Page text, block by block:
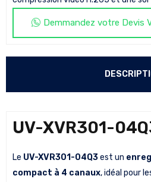
Demmandez votre Devis
UV-XVR301-
Le UV-XVR301-04Q3est un
compact à 4 canaux, idéal pour